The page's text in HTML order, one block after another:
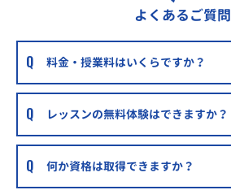
よくあるご質問
料金・授業料はいくらですか？
レッスンの無料体験はできますか？
何か資格は取得できますか？